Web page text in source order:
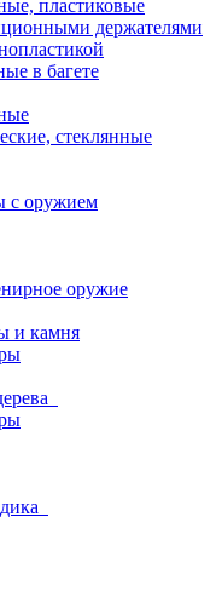
пластиковые
держателями
в багете
стеклянные
с оружием
оружие
и камня